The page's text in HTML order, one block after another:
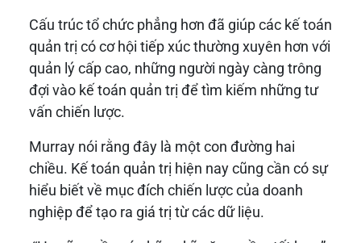
Cấu trúc tổ chức phẳng hơn đã giúp các kế toán
quản trị có cơ hội tiếp xúc thường xuyên hơn với
quản lý cấp cao, những người ngày càng trông
đợi vào kế toán quản trị để tìm kiếm những tư
vấn chiến lược.
Murray nói rằng đây là một con đường hai
chiều. Kế toán quản trị hiện nay cũng cần có sự
hiểu biết về mục đích chiến lược của doanh
nghiệp để tạo ra giá trị từ các dữ liệu.